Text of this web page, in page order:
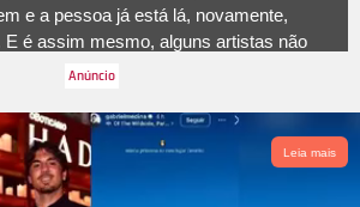
e a pessoa já está lá, novamente,
E é assim mesmo, alguns artistas não
e, entre um trabalho e outro, há
atriz mal encerrou seu papel em
migrou do horário das seis da
TV Globo
Quem Ama Cuida
, que está no ar na
o público.
Leia mais